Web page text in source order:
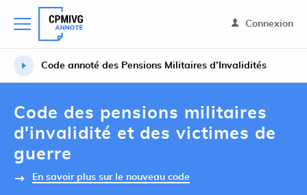
Connexion
Code annoté des Pensions Militaires d’Invalidités
Code des pensions militaires
d'invalidité et des victimes de
guerre
En savoir plus sur le nouveau code